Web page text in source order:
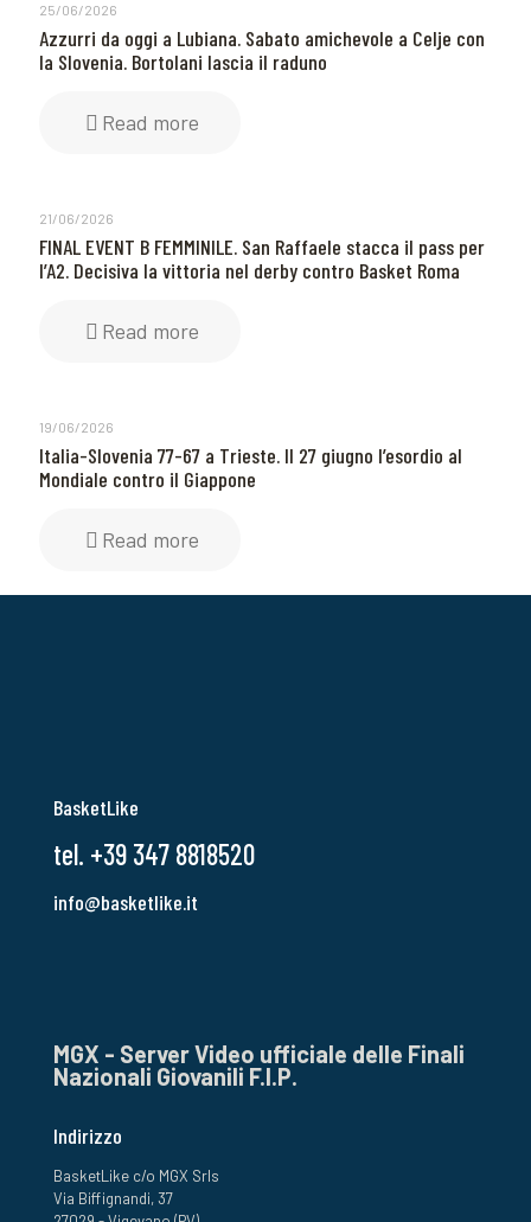
25/06/2026
Azzurri da oggi a Lubiana. Sabato amichevole a Celje con
la Slovenia. Bortolani lascia il raduno
Read more
21/06/2026
FINAL EVENT B FEMMINILE. San Raffaele stacca il pass per
l’A2. Decisiva la vittoria nel derby contro Basket Roma
Read more
19/06/2026
Italia-Slovenia 77-67 a Trieste. Il 27 giugno l’esordio al
Mondiale contro il Giappone
Read more
BasketLike
tel. +39 347 8818520
info@basketlike.it
MGX - Server Video ufficiale delle Finali
Nazionali Giovanili F.I.P.
Indirizzo
BasketLike c/o MGX Srls
Via Biffignandi, 37